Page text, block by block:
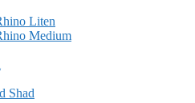
Liten
Medium
Shad